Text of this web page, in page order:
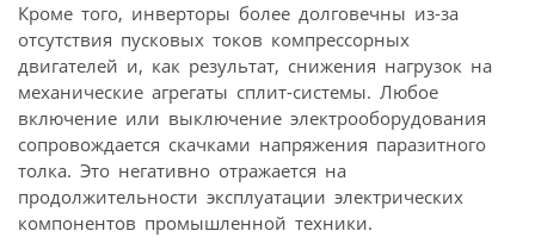
Кроме того, инверторы более долговечны из-за
отсутствия пусковых токов компрессорных
двигателей и, как результат, снижения нагрузок на
механические агрегаты сплит-системы. Любое
включение или выключение электрооборудования
сопровождается скачками напряжения паразитного
толка. Это негативно отражается на
продолжительности эксплуатации электрических
компонентов промышленной техники.